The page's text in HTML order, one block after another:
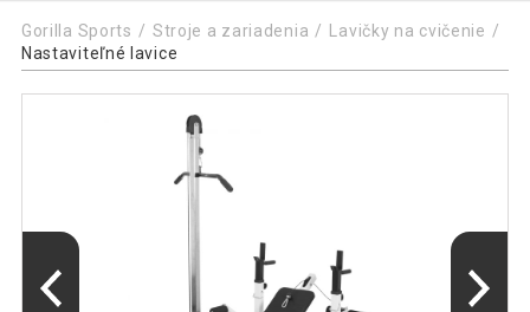
Gorilla Sports Stroje a zariadenia
Lavičky na cvičenie
Nastaviteľné lavice